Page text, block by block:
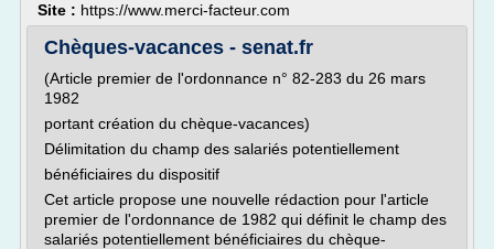
Site : https://www.merci-facteur.com
Chèques-vacances - senat.fr
(Article premier de l'ordonnance n° 82-283 du 26 mars
1982
portant création du chèque-vacances)
Délimitation du champ des salariés potentiellement
bénéficiaires du dispositif
Cet article propose une nouvelle rédaction pour l'article
premier de l'ordonnance de 1982 qui définit le champ des
salariés potentiellement bénéficiaires du chèque-